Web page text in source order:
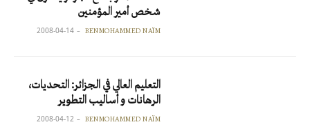
شخص أمير المؤمنين
BENMOHAMMED NAÏM
2008-04-14
التعليم العالي في الجزائر: التحديات،
الرهانات و أساليب التطوير
BENMOHAMMED NAÏM
2008-04-12